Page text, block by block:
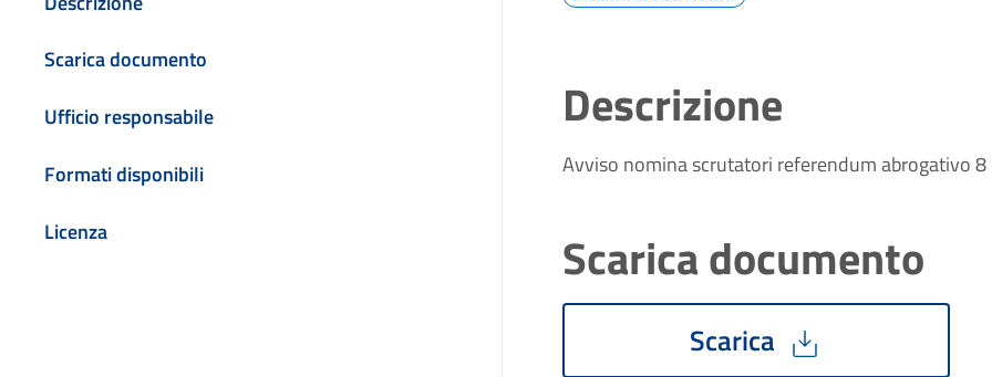
Scarica documento
Ufficio responsabile
Formati disponibili
Licenza
Descrizione
Avviso nomina scrutatori referendum abrogativo
Scarica documento
Scarica